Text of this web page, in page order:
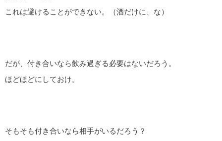
これは避けることができない。（酒だけに、な）
だが、付き合いなら飲み過ぎる必要はないだろう。
ほどほどにしておけ。
そもそも付き合いなら相手がいるだろう？